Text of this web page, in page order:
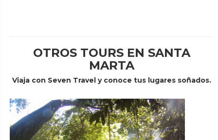
OTROS TOURS EN SANTA
MARTA
Viaja con Seven Travel y conoce tus lugares soñados.